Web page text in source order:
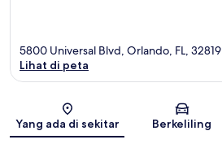
Peta
5800 Universal Blvd, Orlando, FL, 32819
Lihat di peta
Yang ada di sekitar Berkeliling